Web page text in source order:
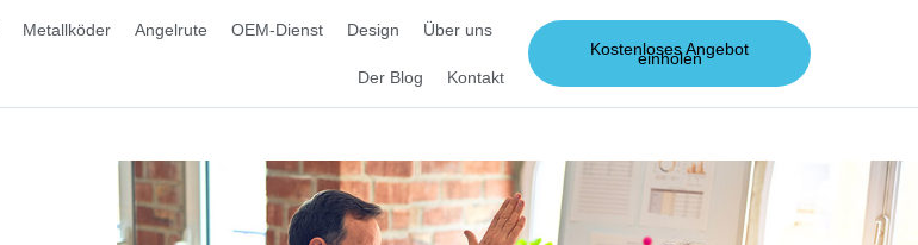
Metallköder Angelrute OEM-Dienst Design Über uns
Der Blog Kontakt
Kostenloses Angebot
einholen